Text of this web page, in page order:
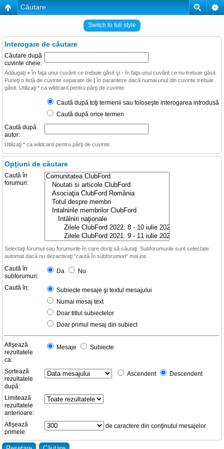
Căutare
Switch to full style
Interogare de căutare
Căutare după
cuvinte cheie:
Adăugaţi + în faţa unui cuvânt ce trebuie găsit şi - în faţa unui cuvânt ce nu trebuie găsit.
Puneţi o listă de cuvinte separate de | în paranteze dacă numai unul din cuvinte trebuie
găsit. Utilizaţi * ca wildcard pentru părţi de cuvinte.
Caută după toţi termenii sau foloseşte interogarea introdusă
Caută după orice termen
Caută după
autor:
Utilizaţi * ca wildcard pentru părţi de cuvinte.
Opţiuni de căutare
Caută în
forumuri:
Selectaţi forumul sau forumurile în care doriţi să căutaţi. Subforumurile sunt selectate
automat dacă nu dezactivaţi “caută în subforumuri“ mai jos.
Caută în
subforumuri:
Da Nu
Caută în:
Subiecte mesaje şi textul mesajului
Numai mesaj text
Doar titlul subiectelor
Doar primul mesaj din subiect
Afişează
rezultatele
ca:
Mesaje Subiecte
Sortează
rezultatele
după:
Ascendent Descendent
Limitează
rezultatele
anterioare:
Afişează
primele:
de caractere din conţinutul mesajelor